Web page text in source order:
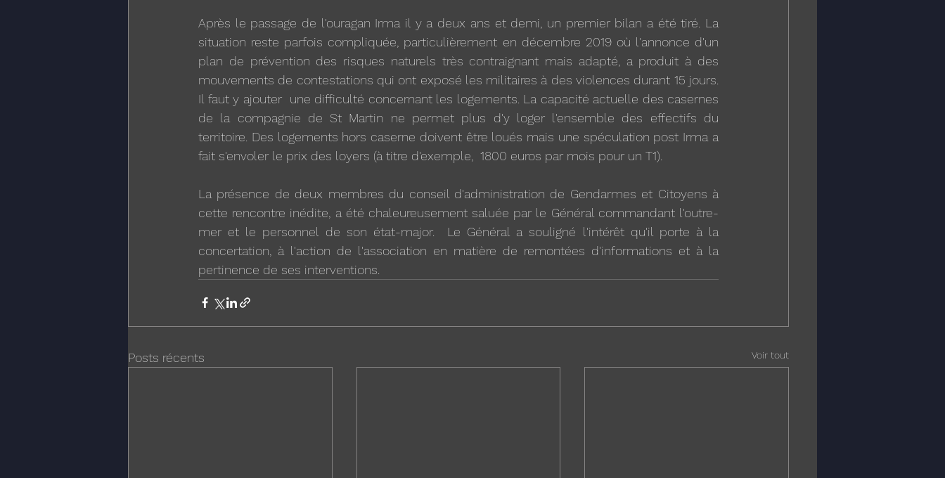
Après le passage de l'ouragan Irma il y a deux ans et demi, un premier bilan a été tiré. La
situation reste parfois compliquée, particulièrement en décembre 2019 où l'annonce d'un
plan de prévention des risques naturels très contraignant mais adapté, a produit à des
mouvements de contestations qui ont exposé les militaires à des violences durant 15 jours.
Il faut y ajouter  une difficulté concernant les logements. La capacité actuelle des casernes
de la compagnie de St Martin ne permet plus d'y loger l'ensemble des effectifs du
territoire. Des logements hors caserne doivent être loués mais une spéculation post Irma a
fait s'envoler le prix des loyers (à titre d'exemple,  1800 euros par mois pour un T1).
La présence de deux membres du conseil d'administration de Gendarmes et Citoyens à
cette rencontre inédite, a été chaleureusement saluée par le Général commandant l'outre-
mer et le personnel de son état-major.  Le Général a souligné l'intérêt qu'il porte à la
concertation, à l'action de l'association en matière de remontées d'informations et à la
pertinence de ses interventions.
Posts récents Voir tout